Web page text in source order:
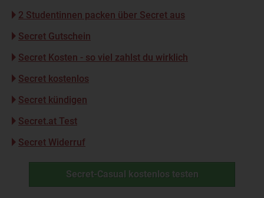
2 Studentinnen packen über Secret aus
Secret Gutschein
Secret Kosten - so viel zahlst du wirklich
Secret kostenlos
Secret kündigen
Secret.at Test
Secret Widerruf
Secret-Casual kostenlos testen